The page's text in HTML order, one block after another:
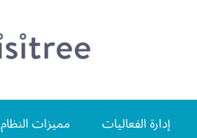
مميزات النظام إدارة الفعاليات